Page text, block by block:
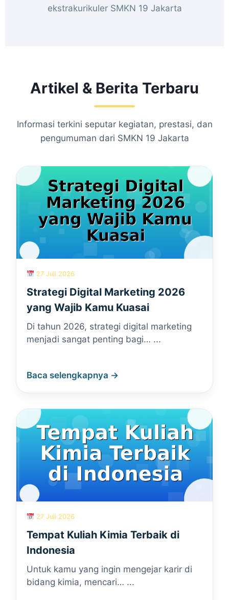
ekstrakurikuler SMKN 19 Jakarta
Artikel & Berita Terbaru
Informasi terkini seputar kegiatan, prestasi, dan
pengumuman dari SMKN 19 Jakarta
27 Juli 2026
Strategi Digital Marketing 2026
yang Wajib Kamu Kuasai
Di tahun 2026, strategi digital marketing
menjadi sangat penting bagi… ...
Baca selengkapnya →
27 Juli 2026
Tempat Kuliah Kimia Terbaik di
Indonesia
Untuk kamu yang ingin mengejar karir di
bidang kimia, mencari… ...